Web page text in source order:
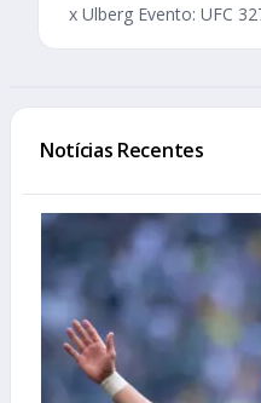
x Ulberg Evento: UFC
Notícias Recentes